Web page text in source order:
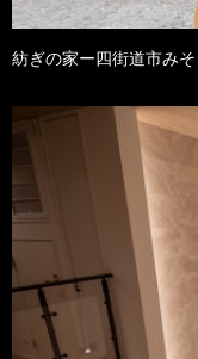
紡ぎの家ー四街道市み